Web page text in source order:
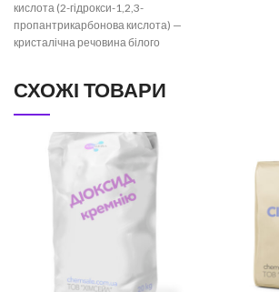
кислота (2-гідрокси-1,2,3-
пропантрикарбонова кислота) —
кристалічна речовина білого
діетиловому ефірі.
СХОЖІ ТОВАРИ